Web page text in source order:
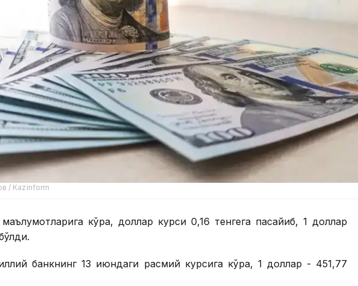
/ Kazinform
кўра, доллар курси 0,16 тенгега пасайиб, 1 доллар
банкнинг 13 июндаги расмий курсига кўра, 1 доллар - 451,77